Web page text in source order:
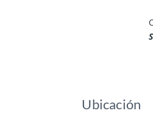
Ubicación